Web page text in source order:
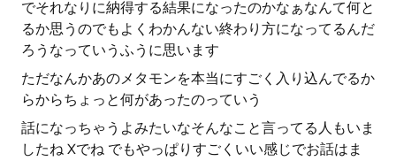
でそれなりに納得する結果になったのかなぁなんて何と
るか思うのでもよくわかんない終わり方になってるんだ
ろうなっていうふうに思います
ただなんかあのメタモンを本当にすごく入り込んでるか
らからちょっと何があったのっていう
話になっちゃうよみたいなそんなこと言ってる人もいま
したね Xでね でもやっぱりすごくいい感じでお話はま